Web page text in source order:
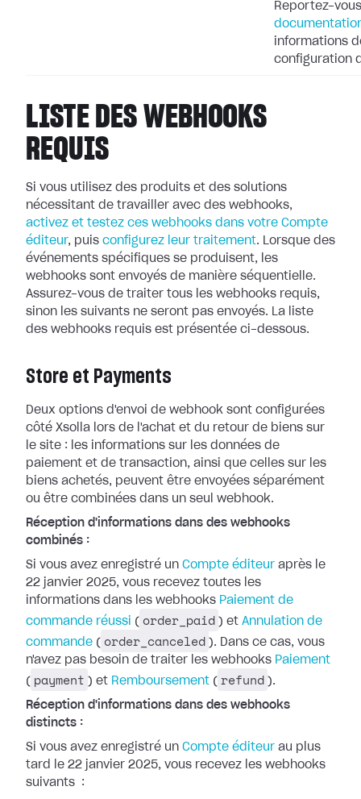
Reportez-
informations
configuration
LISTE DES WEBHOOKS
REQUIS
Si vous utilisez des produits et des solutions
nécessitant de travailler avec des webhooks,
activez et testez ces webhooks dans votre Compte
éditeur, puis configurez leur traitement. Lorsque des
événements spécifiques se produisent, les
webhooks sont envoyés de manière séquentielle.
Assurez-vous de traiter tous les webhooks requis,
sinon les suivants ne seront pas envoyés. La liste
des webhooks requis est présentée ci-dessous.
Store et Payments
Deux options d'envoi de webhook sont configurées
côté Xsolla lors de l'achat et du retour de biens sur
le site : les informations sur les données de
paiement et de transaction, ainsi que celles sur les
biens achetés, peuvent être envoyées séparément
ou être combinées dans un seul webhook.
Réception d'informations dans des webhooks
combinés :
Si vous avez enregistré un Compte éditeur après le
22 janvier 2025, vous recevez toutes les
informations dans les webhooks Paiement de
commande réussi
( order_paid ) et Annulation de
commande ( order_canceled ). Dans ce cas, vous
n'avez pas besoin de traiter les webhooks Paiement
( payment ) et Remboursement ( refund ).
Réception d'informations dans des webhooks
distincts :
Si vous avez enregistré un Compte éditeur au plus
tard le 22 janvier 2025, vous recevez les webhooks
suivants
: